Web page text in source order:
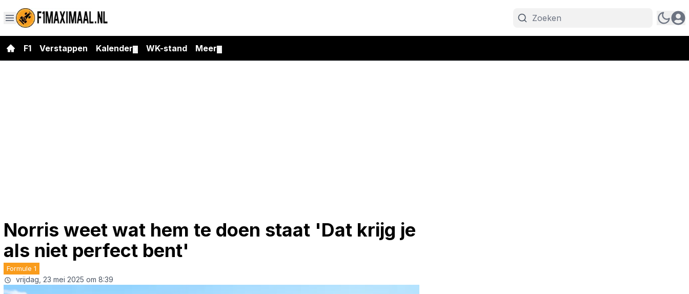
F1 Verstappen Kalender WK-stand Meer
Norris weet wat hem te doen staat 'Dat krijg je
als niet perfect bent'
Formule 1
vrijdag, 23 mei 2025 om 8:39